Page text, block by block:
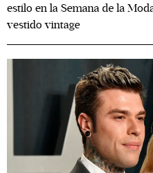
estilo en la Semana de la
vestido vintage